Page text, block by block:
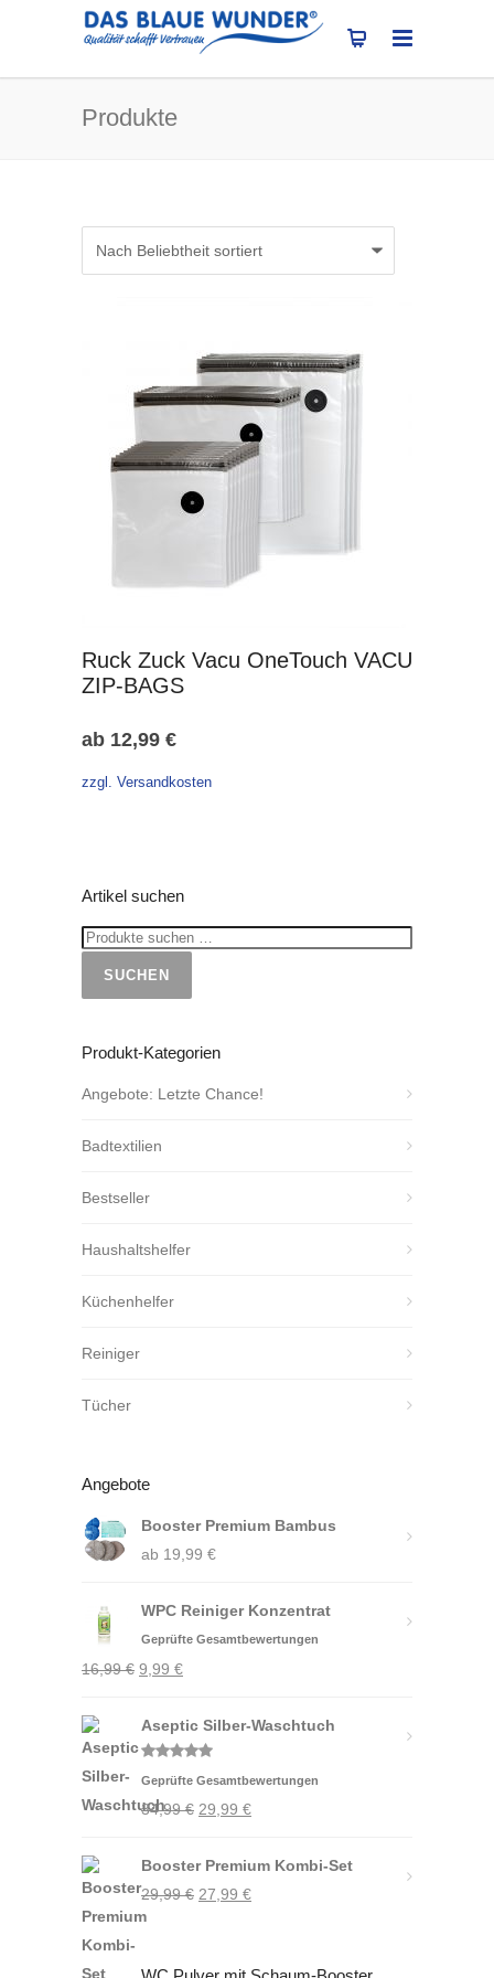
Produkte
Ruck Zuck Vacu OneTouch VACU
ZIP-BAGS
ab 12,99 €
zzgl. Versandkosten
Artikel suchen
SUCHEN
Produkt-Kategorien
Angebote: Letzte Chance!
Badtextilien
Bestseller
Haushaltshelfer
Küchenhelfer
Reiniger
Tücher
Angebote
Booster Premium Bambus
ab 19,99 €
WPC Reiniger Konzentrat
Geprüfte Gesamtbewertungen
16,99€ Ursprünglicher
war:
16,99 €
9,99 €Aktueller
ist:
9,99 €.
Aseptic Silber-Waschtuch
mit5.00
von 5
Geprüfte Gesamtbewertungen
34,99€ Ursprünglicher
war:
34,99 €
29,99 €Aktueller
ist:
29,99 €.
Booster Premium Kombi-Set
29,99€ Ursprünglicher
27,99 €Aktueller